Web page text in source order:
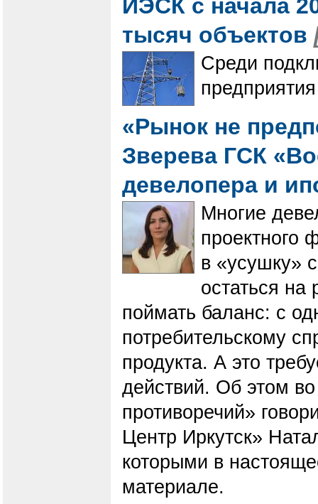
ИЭСК с начала
тысяч объектов
Среди
«Рынок не
Зверева ГСК
девелопера и
Многие
проектного
в «усушку»
остаться
поймать баланс: с
потребительскому
продукта. А это
действий. Об этом
противоречий»
Центр Иркутск»
которыми в
материале.